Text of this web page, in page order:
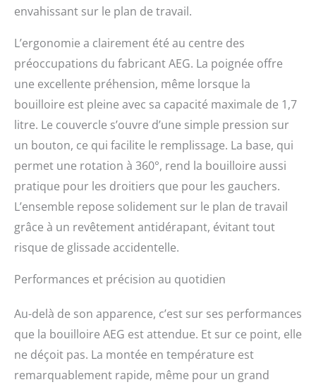
ouverture lente et au bec
Nettoyage facile, vidange
et remplissage – Base à
360° pour
déposer/soulever dans
toutes les directions
Contenu de la livraison
pratique : 1 bouilloire
Gourmet 7 de 1,7 l K7 //
Recommandation
d'accessoires : détartrant
universel ECF5
envahissant sur le plan de travail.
L’ergonomie a clairement été au centre des
préoccupations du fabricant AEG. La poignée offre
une excellente préhension, même lorsque la
bouilloire est pleine avec sa capacité maximale de 1,7
litre. Le couvercle s’ouvre d’une simple pression sur
un bouton, ce qui facilite le remplissage. La base, qui
permet une rotation à 360°, rend la bouilloire aussi
pratique pour les droitiers que pour les gauchers.
L’ensemble repose solidement sur le plan de travail
grâce à un revêtement antidérapant, évitant tout
risque de glissade accidentelle.
Performances et précision au quotidien
Au-delà de son apparence, c’est sur ses performances
que la bouilloire AEG est attendue. Et sur ce point, elle
ne déçoit pas. La montée en température est
remarquablement rapide, même pour un grand